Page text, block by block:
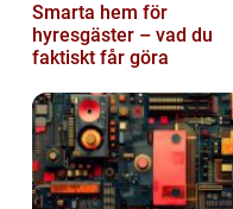
Smarta hem för
hyresgäster – vad du
faktiskt får göra